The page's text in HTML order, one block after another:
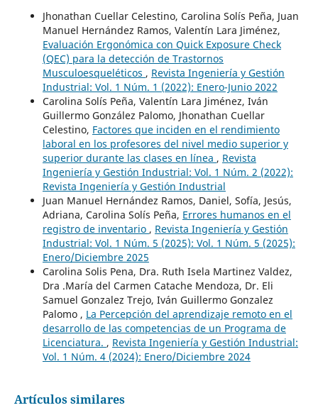
Jhonathan Cuellar Celestino, Carolina Solís Peña, Juan
Manuel Hernández Ramos, Valentín Lara Jiménez,
Evaluación Ergonómica con Quick Exposure Check
(QEC) para la detección de Trastornos
Musculoesqueléticos , Revista Ingeniería y Gestión
Industrial: Vol. 1 Núm. 1 (2022): Enero-Junio 2022
Carolina Solís Peña, Valentín Lara Jiménez, Iván
Guillermo González Palomo, Jhonathan Cuellar
Celestino, Factores que inciden en el rendimiento
laboral en los profesores del nivel medio superior y
superior durante las clases en línea , Revista
Ingeniería y Gestión Industrial: Vol. 1 Núm. 2 (2022):
Revista Ingeniería y Gestión Industrial
Juan Manuel Hernández Ramos, Daniel, Sofía, Jesús,
Adriana, Carolina Solís Peña, Errores humanos en el
registro de inventario , Revista Ingeniería y Gestión
Industrial: Vol. 1 Núm. 5 (2025): Vol. 1 Núm. 5 (2025):
Enero/Diciembre 2025
Carolina Solis Pena, Dra. Ruth Isela Martinez Valdez,
Dra .María del Carmen Catache Mendoza, Dr. Eli
Samuel Gonzalez Trejo, Iván Guillermo Gonzalez
Palomo , La Percepción del aprendizaje remoto en el
desarrollo de las competencias de un Programa de
Licenciatura. , Revista Ingeniería y Gestión Industrial:
Vol. 1 Núm. 4 (2024): Enero/Diciembre 2024
Artículos similares